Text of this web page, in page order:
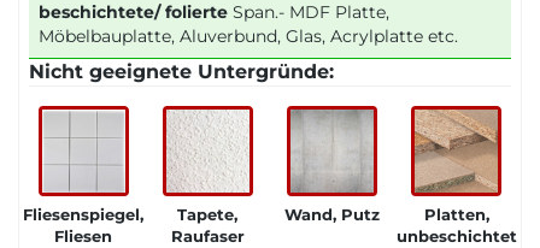
beschichtete/ folierte Span.- MDF Platte,
Möbelbauplatte, Aluverbund, Glas, Acrylplatte etc.
Nicht geeignete Untergründe:
Fliesenspiegel,
Fliesen
Tapete,
Raufaser
Wand, Putz
Platten,
unbeschichtet